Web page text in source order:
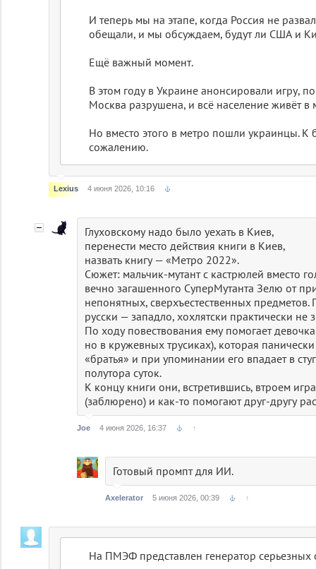
И теперь мы на этапе, когда Россия не
обещали, и мы обсуждаем, будут ли США и
Ещё важный момент.
В этом году в Украине анонсировали игру,
Москва разрушена, и всё население живёт в
Но вместо этого в метро пошли украинцы. К
сожалению.
Lexius 4 июня 2026, 10:16
Глуховскому надо было уехать в Киев,
перенести место действия книги в Киев,
назвать книгу — «Метро 2022».
Сюжет: мальчик-мутант с кастрюлей вместо
вечно загашенного СуперМутанта Зелю от
непонятных, сверхъестественных предметов.
русски — западло, хохлятски практически не
По ходу повествования ему помогает
но в кружевных трусиках), которая
«братья» и при упоминании его впадает в
полутора суток.
К концу книги они, встретившись, втроем
(заблюрено) и как-то помогают друг-другу
Joe 4 июня 2026, 16:37 ↑
Готовый промпт для ИИ.
Axelerator 5 июня 2026, 00:39 ↑
На ПМЭФ представлен генератор серьезных